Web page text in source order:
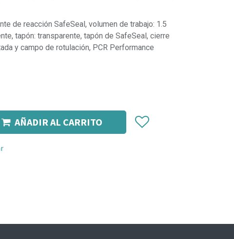
de reacción SafeSeal, volumen de trabajo: 1.5
tapón: transparente, tapón de SafeSeal, cierre
y campo de rotulación, PCR Performance
AÑADIR AL CARRITO